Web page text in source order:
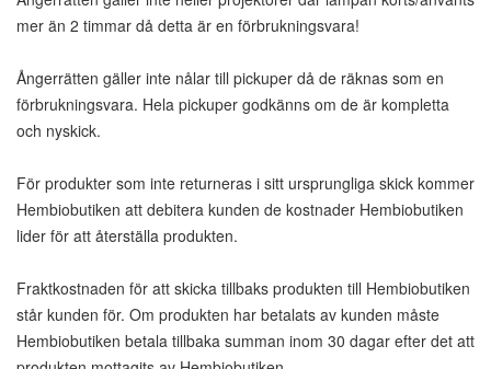
mer än 2 timmar då detta är en förbrukningsvara!
Ångerrätten gäller inte nålar till pickuper då de räknas som en
förbrukningsvara. Hela pickuper godkänns om de är kompletta
och nyskick.
För produkter som inte returneras i sitt ursprungliga skick kommer
Hembiobutiken att debitera kunden de kostnader Hembiobutiken
lider för att återställa produkten.
Fraktkostnaden för att skicka tillbaks produkten till Hembiobutiken
står kunden för. Om produkten har betalats av kunden måste
Hembiobutiken betala tillbaka summan inom 30 dagar efter det att